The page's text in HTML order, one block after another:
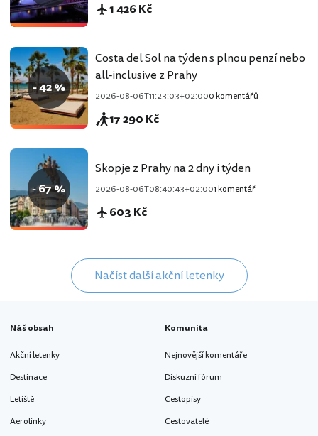
1 426 Kč
- 42 %
Costa del Sol na týden s plnou penzí nebo
all-inclusive z Prahy
2026-08-06T11:23:03+02:000 komentářů
17 290 Kč
- 67 %
Skopje z Prahy na 2 dny i týden
2026-08-06T08:40:43+02:001 komentář
603 Kč
Načíst další akční letenky
Náš obsah
Akční letenky
Destinace
Letiště
Aerolinky
Komunita
Nejnovější komentáře
Diskuzní fórum
Cestopisy
Cestovatelé